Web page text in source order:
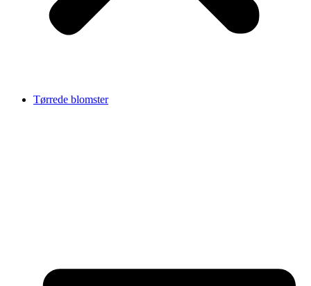
Tørrede blomster